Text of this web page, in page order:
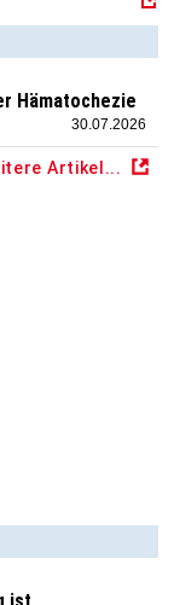
Hämatochezie
30.07.2026
Artikel...